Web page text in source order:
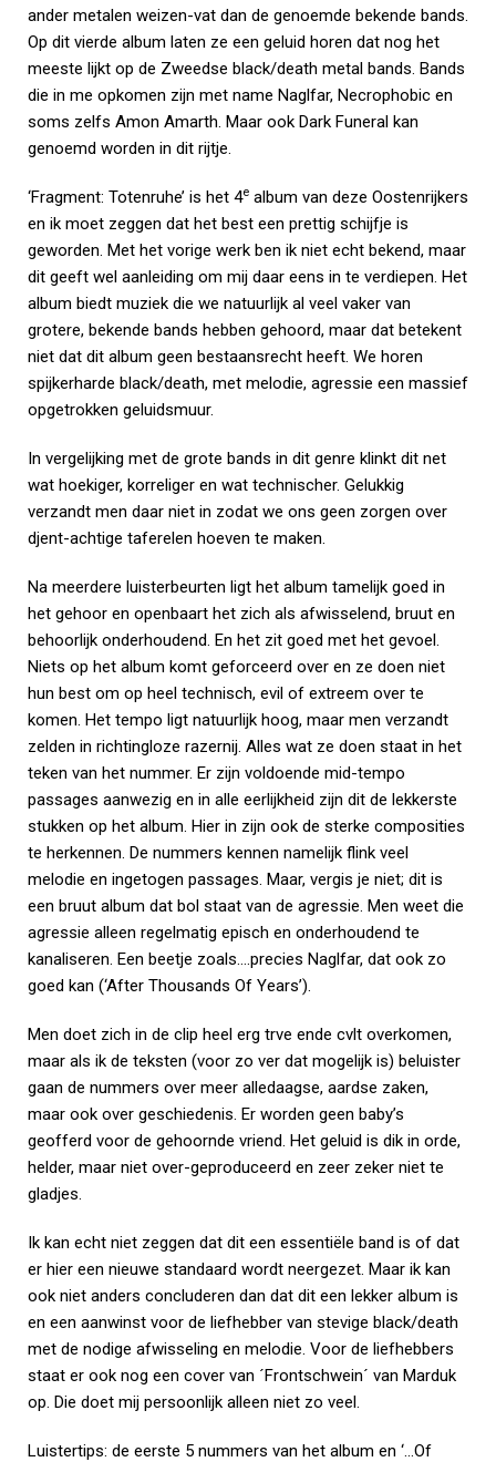
ander metalen weizen-vat dan de genoemde bekende bands.
Op dit vierde album laten ze een geluid horen dat nog het
meeste lijkt op de Zweedse black/death metal bands. Bands
die in me opkomen zijn met name Naglfar, Necrophobic en
soms zelfs Amon Amarth. Maar ook Dark Funeral kan
genoemd worden in dit rijtje.
‘Fragment: Totenruhe’ is het 4e album van deze Oostenrijkers
en ik moet zeggen dat het best een prettig schijfje is
geworden. Met het vorige werk ben ik niet echt bekend, maar
dit geeft wel aanleiding om mij daar eens in te verdiepen. Het
album biedt muziek die we natuurlijk al veel vaker van
grotere, bekende bands hebben gehoord, maar dat betekent
niet dat dit album geen bestaansrecht heeft. We horen
spijkerharde black/death, met melodie, agressie een massief
opgetrokken geluidsmuur.
In vergelijking met de grote bands in dit genre klinkt dit net
wat hoekiger, korreliger en wat technischer. Gelukkig
verzandt men daar niet in zodat we ons geen zorgen over
djent-achtige taferelen hoeven te maken.
Na meerdere luisterbeurten ligt het album tamelijk goed in
het gehoor en openbaart het zich als afwisselend, bruut en
behoorlijk onderhoudend. En het zit goed met het gevoel.
Niets op het album komt geforceerd over en ze doen niet
hun best om op heel technisch, evil of extreem over te
komen. Het tempo ligt natuurlijk hoog, maar men verzandt
zelden in richtingloze razernij. Alles wat ze doen staat in het
teken van het nummer. Er zijn voldoende mid-tempo
passages aanwezig en in alle eerlijkheid zijn dit de lekkerste
stukken op het album. Hier in zijn ook de sterke composities
te herkennen. De nummers kennen namelijk flink veel
melodie en ingetogen passages. Maar, vergis je niet; dit is
een bruut album dat bol staat van de agressie. Men weet die
agressie alleen regelmatig episch en onderhoudend te
kanaliseren. Een beetje zoals….precies Naglfar, dat ook zo
goed kan (‘After Thousands Of Years’).
Men doet zich in de clip heel erg trve ende cvlt overkomen,
maar als ik de teksten (voor zo ver dat mogelijk is) beluister
gaan de nummers over meer alledaagse, aardse zaken,
maar ook over geschiedenis. Er worden geen baby’s
geofferd voor de gehoornde vriend. Het geluid is dik in orde,
helder, maar niet over-geproduceerd en zeer zeker niet te
gladjes.
Ik kan echt niet zeggen dat dit een essentiële band is of dat
er hier een nieuwe standaard wordt neergezet. Maar ik kan
ook niet anders concluderen dan dat dit een lekker album is
en een aanwinst voor de liefhebber van stevige black/death
met de nodige afwisseling en melodie. Voor de liefhebbers
staat er ook nog een cover van ´Frontschwein´ van Marduk
op. Die doet mij persoonlijk alleen niet zo veel.
Luistertips: de eerste 5 nummers van het album en ‘…Of